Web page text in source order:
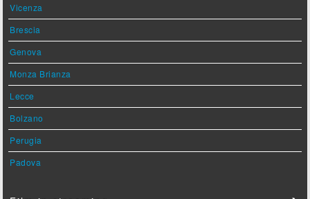
Vicenza
Brescia
Genova
Monza Brianza
Lecce
Bolzano
Perugia
Padova